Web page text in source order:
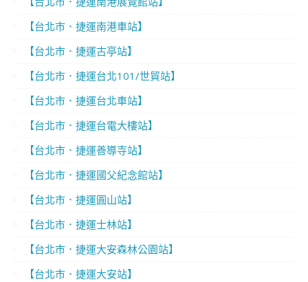
【台北市．捷運南港車站】
【台北市．捷運古亭站】
【台北市．捷運台北101/世貿站】
【台北市．捷運台北車站】
【台北市．捷運台電大樓站】
【台北市．捷運善導寺站】
【台北市．捷運國父紀念館站】
【台北市．捷運圓山站】
【台北市．捷運士林站】
【台北市．捷運大安森林公園站】
【台北市．捷運大安站】